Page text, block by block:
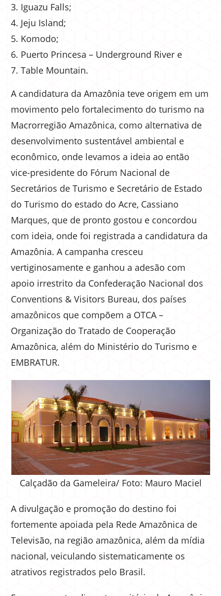
Iguazu Falls;
Jeju Island;
Komodo;
Puerto Princesa – Underground River e
Table Mountain.
A candidatura da Amazônia teve origem em um
movimento pelo fortalecimento do turismo na
Macrorregião Amazônica, como alternativa de
desenvolvimento sustentável ambiental e
econômico, onde levamos a ideia ao então
vice-presidente do Fórum Nacional de
Secretários de Turismo e Secretário de Estado
do Turismo do estado do Acre, Cassiano
Marques, que de pronto gostou e concordou
com ideia, onde foi registrada a candidatura da
Amazônia. A campanha cresceu
vertiginosamente e ganhou a adesão com
apoio irrestrito da Confederação Nacional dos
Conventions & Visitors Bureau, dos países
amazônicos que compõem a OTCA –
Organização do Tratado de Cooperação
Amazônica, além do Ministério do Turismo e
EMBRATUR.
Calçadão da Gameleira/ Foto: Mauro Maciel
A divulgação e promoção do destino foi
fortemente apoiada pela Rede Amazônica de
Televisão, na região amazônica, além da mídia
nacional, veiculando sistematicamente os
atrativos registrados pelo Brasil.